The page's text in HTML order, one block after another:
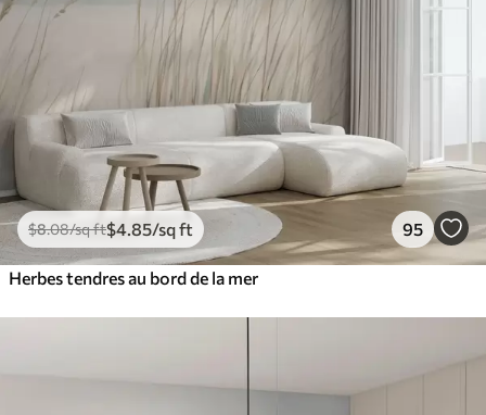
$8.08/sq ft$4 .85/sq ft 95
Herbes tendres au bord de la mer